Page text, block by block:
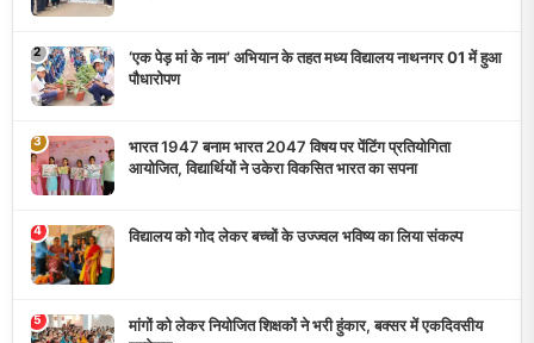
2
‘एक पेड़ मां के नाम’ अभियान के तहत मध्य विद्यालय नाथनगर 01 में हुआ
पौधारोपण
3
भारत 1947 बनाम भारत 2047 विषय पर पेंटिंग प्रतियोगिता
आयोजित, विद्यार्थियों ने उकेरा विकसित भारत का सपना
4 विद्यालय को गोद लेकर बच्चों के उज्ज्वल भविष्य का लिया संकल्प
5
मांगों को लेकर नियोजित शिक्षकों ने भरी हुंकार, बक्सर में एकदिवसीय